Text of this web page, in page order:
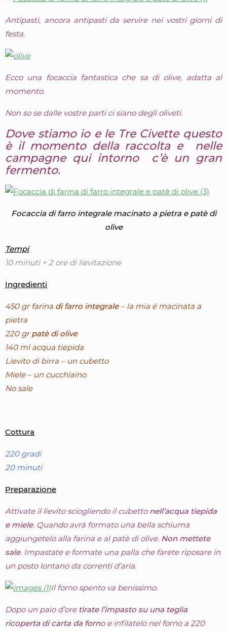
Antipasti, ancora antipasti da servire nei vostri giorni di
festa.
Ecco una focaccia fantastica che sa di olive, adatta al
momento.
Non so se dalle vostre parti ci siano degli oliveti.
Dove stiamo io e le Tre Civette questo
è il momento della raccolta e nelle
campagne qui intorno c’è un gran
fermento.
Focaccia di farro integrale macinato a pietra e patè di
olive
Tempi
10 minuti+ 2 ore di lievitazione
Ingredienti
450 gr farina di farro integrale– la mia è macinata a
pietra
220 grpatè di olive
140 ml acqua tiepida
Lievito di birra – un cubetto
Miele – un cucchiaino
No sale
Cottura
220 gradi
20 minuti
Preparazione
Attivate il lievito sciogliendo il cubetto nell’acqua tiepida
e miele. Quando avrà formato una bella schiuma
aggiungetelo alla farina e al patè di olive. Non mettete
sale. Impastate e formate una palla che farete riposare in
un posto lontano da correnti d’aria.
Il forno spento va benissimo.
Dopo un paio d’oretirate l’impasto su una teglia
ricoperta di carta da forno e infilatelo nel forno a 220